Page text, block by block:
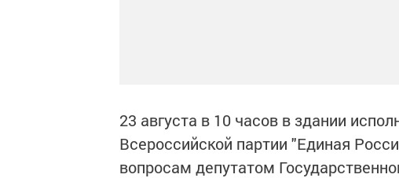
23 августа в 10 часов в здании
Всероссийской партии "Единая
вопросам депутатом